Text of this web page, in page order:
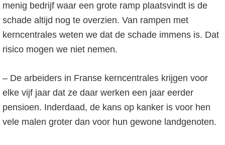
menig bedrijf waar een grote ramp plaatsvindt is de
schade altijd nog te overzien. Van rampen met
kerncentrales weten we dat de schade immens is. Dat
risico mogen we niet nemen.
– De arbeiders in Franse kerncentrales krijgen voor
elke vijf jaar dat ze daar werken een jaar eerder
pensioen. Inderdaad, de kans op kanker is voor hen
vele malen groter dan voor hun gewone landgenoten.